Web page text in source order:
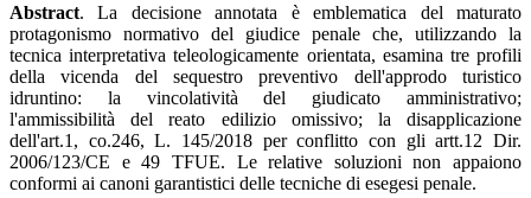
Abstract. La decisione annotata è emblematica del maturato
protagonismo normativo del giudice penale che, utilizzando la
tecnica interpretativa teleologicamente orientata, esamina tre profili
della vicenda del sequestro preventivo dell'approdo turistico
idruntino: la vincolatività del giudicato amministrativo;
l'ammissibilità del reato edilizio omissivo; la disapplicazione
dell'art.1, co.246, L. 145/2018 per conflitto con gli artt.12 Dir.
2006/123/CE e 49 TFUE. Le relative soluzioni non appaiono
conformi ai canoni garantistici delle tecniche di esegesi penale.